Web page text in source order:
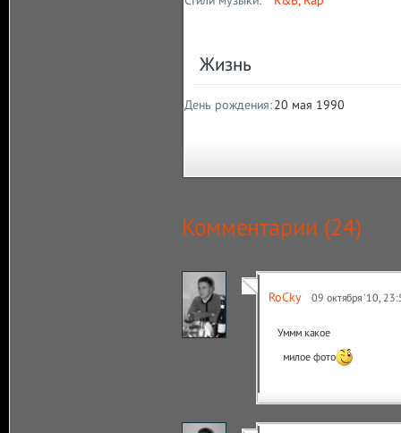
Жизнь
День рождения:20 мая 1990
Комментарии (24)
RoCky 09 октября '10,
Уммм какое
милое фото